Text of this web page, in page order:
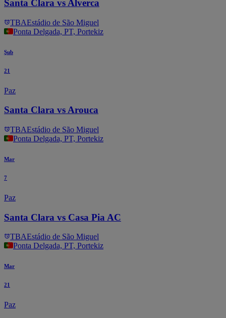
Santa Clara vs Alverca
TBAEstádio de São Miguel
Ponta Delgada, PT, Portekiz
Şub
21
Paz
Santa Clara vs Arouca
TBAEstádio de São Miguel
Ponta Delgada, PT, Portekiz
Mar
7
Paz
Santa Clara vs Casa Pia AC
TBAEstádio de São Miguel
Ponta Delgada, PT, Portekiz
Mar
21
Paz